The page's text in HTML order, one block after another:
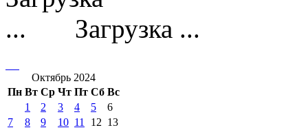
Загрузка ...
Октябрь 2024
Пн Вт Ср Чт Пт Сб Вс
1 2 3 4 5
6
7
8 9 10 11 12 13